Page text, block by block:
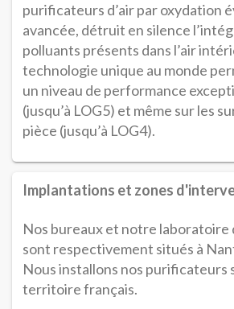
purificateurs d’air par oxydation
avancée, détruit en silence
polluants présents dans l’air
technologie unique au monde
un niveau de performance
(jusqu’à LOG5) et même sur les
pièce (jusqu’à LOG4).
Implantations et zones
Nos bureaux et notre laboratoire
sont respectivement situés à
Nous installons nos purificateurs
territoire français.